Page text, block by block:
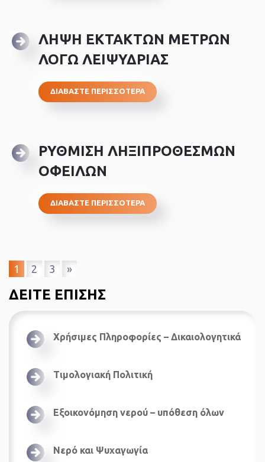
ΛΗΨΗ ΕΚΤΑΚΤΩΝ ΜΕΤΡΩΝ
ΛΟΓΩ ΛΕΙΨΥΔΡΙΑΣ
ΔΙΑΒΑΣΤΕ ΠΕΡΙΣΣΟΤΕΡΑ
ΡΥΘΜΙΣΗ ΛΗΞΙΠΡΟΘΕΣΜΩΝ
ΟΦΕΙΛΩΝ
ΔΙΑΒΑΣΤΕ ΠΕΡΙΣΣΟΤΕΡΑ
1 2 3 »
ΔΕΙΤΕ ΕΠΙΣΗΣ
Χρήσιμες Πληροφορίες – Δικαιολογητικά
Τιμολογιακή Πολιτική
Εξοικονόμηση νερού – υπόθεση όλων
Νερό και Ψυχαγωγία